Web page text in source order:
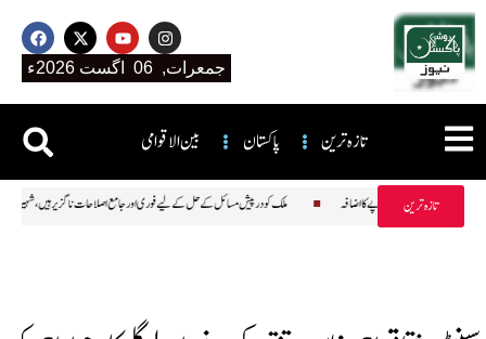
جمعرات, 06 اگست 2026ء
بین الاقوامی پاکستان تازہ ترین
تازہ ترین ملک کو درپیش مسائل کے حل کے لیے فوری اور جامع ملک بھر میں فی تولہ سونے کی قیمت میں ہزاروں روپے کا اضافہ